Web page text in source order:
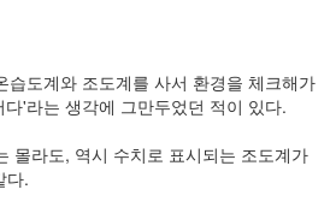
습도계와 조도계를 사서 환경을 체크해가
'라는 생각에 그만두었던 적이 있다.
몰라도, 역시 수치로 표시되는 조도계가
다.